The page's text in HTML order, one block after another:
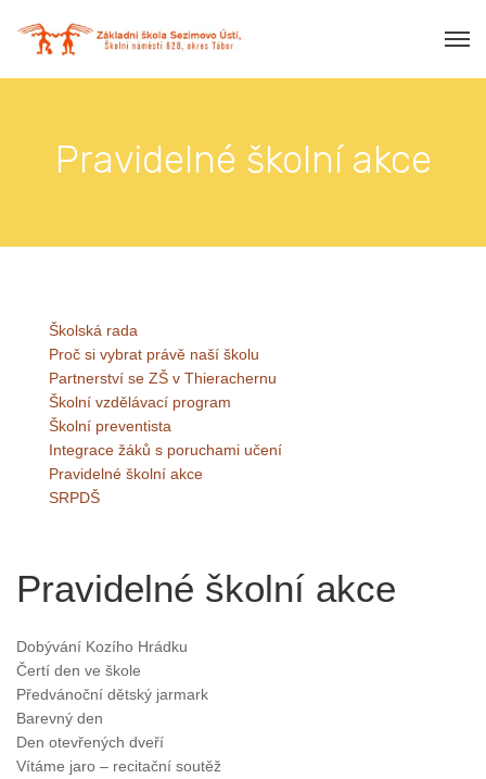
Pravidelné školní akce
Školská rada
Proč si vybrat právě naší školu
Partnerství se ZŠ v Thierachernu
Školní vzdělávací program
Školní preventista
Integrace žáků s poruchami učení
Pravidelné školní akce
SRPDŠ
Pravidelné školní akce
Dobývání Kozího Hrádku
Čertí den ve škole
Předvánoční dětský jarmark
Barevný den
Den otevřených dveří
Vítáme jaro – recitační soutěž